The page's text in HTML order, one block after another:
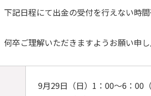
記日程にて出金の受付を行えない時間
卒ご理解いただきますようお願い申し
9月29日（日）1：00～6：00